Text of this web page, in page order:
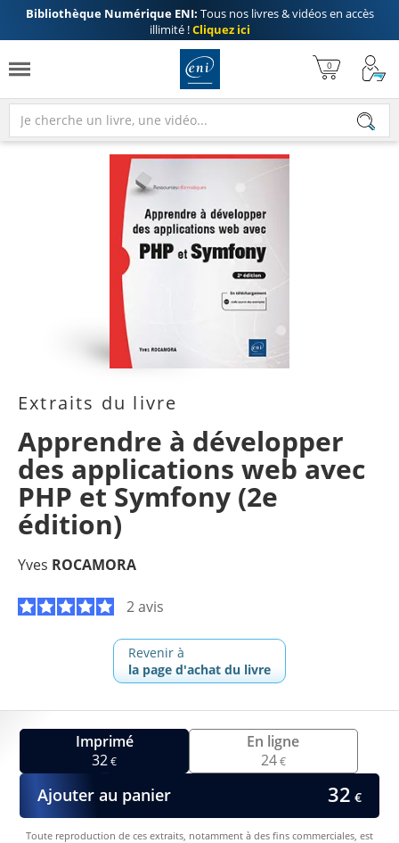
Bibliothèque Numérique ENI: Tous nos livres & vidéos en accès
illimité !Cliquez ici
Extraits du livre
Apprendre à développer
des applications web avec
PHP et Symfony (2e
édition)
Yves ROCAMORA
2 avis
Revenir à
la page d'achat du livre
Imprimé
32€
En ligne
24€
Ajouter au panier 32 €
Toute reproduction de ces extraits, notamment à des fins commerciales, est